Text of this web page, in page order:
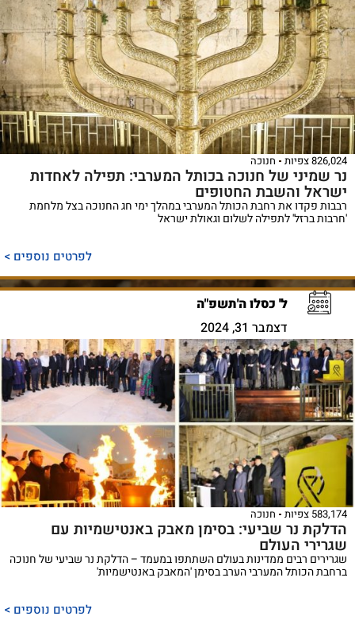
826,024 צפיות חנוכה
נר שמיני של חנוכה בכותל המערבי: תפילה לאחדות
ישראל והשבת החטופים
רבבות פקדו את רחבת הכותל המערבי במהלך ימי חג החנוכה בצל מלחמת
'חרבות ברזל' לתפילה לשלום וגאולת ישראל
לפרטים נוספים >
ל' כסלו ה'תשפ"ה
דצמבר 31, 2024
583,174 צפיות חנוכה
הדלקת נר שביעי: בסימן מאבק באנטישמיות עם
שגרירי העולם
שגרירים רבים ממדינות בעולם השתתפו במעמד – הדלקת נר שביעי של חנוכה
ברחבת הכותל המערבי הערב בסימן 'המאבק באנטישמיות'
לפרטים נוספים >